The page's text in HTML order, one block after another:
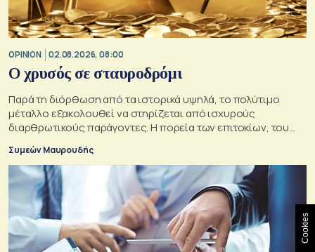
OPINION 02.08.2026, 08:00
O χρυσός σε σταυροδρόμι
Παρά τη διόρθωση από τα ιστορικά υψηλά, το πολύτιμο
μέταλλο εξακολουθεί να στηρίζεται από ισχυρούς
διαρθρωτικούς παράγοντες. Η πορεία των επιτοκίων, του
καθορίσουν αν οι προϋποθέσεις για περαιτέρω άνοδο της
τιμής του παραμένουν ισχυρές
Συμεών Μαυρουδής
Cookies